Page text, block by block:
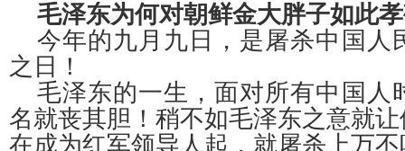
毛泽东为何对朝鲜金大胖子如此
今年的九月九日，是屠杀中国人
之日！
毛泽东的一生，面对所有中国人
名就丧其胆！稍不如毛泽东之意就
在成为红军领导人起，就屠杀上万